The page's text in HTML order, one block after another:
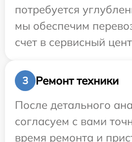
потребуется
мы обеспечим
счет в сервисный
3
Ремонт техники
После детального
согласуем с вами
время ремонта и